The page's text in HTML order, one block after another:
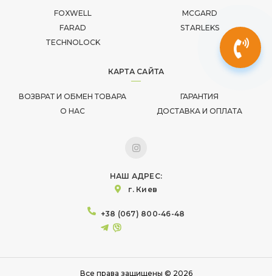
FOXWELL
MCGARD
FARAD
STARLEKS
TECHNOLOCK
КАРТА САЙТА
ВОЗВРАТ И ОБМЕН ТОВАРА
ГАРАНТИЯ
О НАС
ДОСТАВКА И ОПЛАТА
НАШ АДРЕС:
г. Киев
+38 (067) 800-46-48
Все права защищены © 2026